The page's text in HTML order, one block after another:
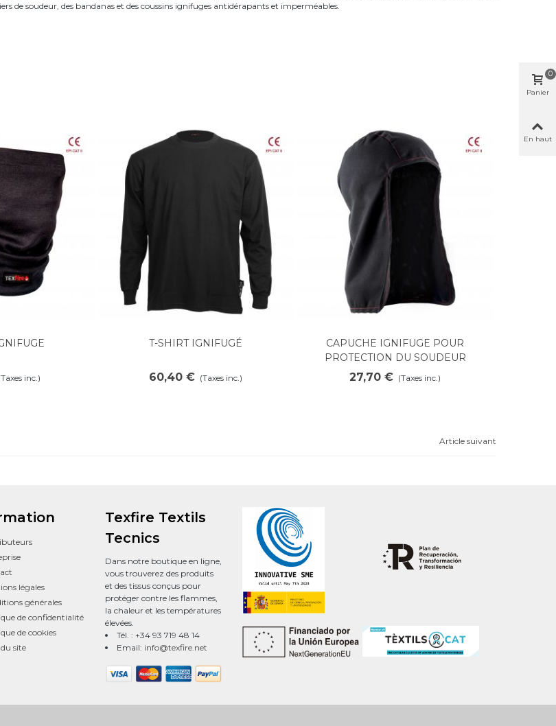
de soudeur, des bandanas et des coussins ignifuges antidérapants et imperméables.
panier
inc.)
Ajouter au panier
T-SHIRT IGNIFUGÉ
60,40 € (Taxes inc.)
Ajouter au panier
CAPUCHE IGNIFUGE POUR
PROTECTION DU SOUDEUR
27,70 € (Taxes inc.)
Article suivant
légales
générales
de confidentialité
de cookies
site
Texfire Textils
Tecnics
Dans notre boutique en ligne,
vous trouverez des produits
et des tissus conçus pour
protéger contre les flammes,
la chaleur et les températures
élevées.
Tél. : +34 93 719 48 14
Email: info@texfire.net
Panier
0
En haut